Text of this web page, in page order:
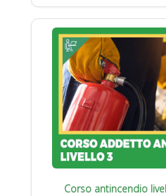
Corso antincendio